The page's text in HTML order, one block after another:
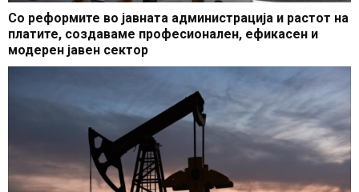
Со реформите во јавната администрација и растот на
платите, создаваме професионален, ефикасен и
модерен јавен сектор